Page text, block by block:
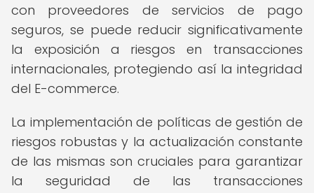
con proveedores de servicios de pago
seguros, se puede reducir significativamente
la exposición a riesgos en transacciones
internacionales, protegiendo así la integridad
del E-commerce.
La implementación de políticas de gestión de
riesgos robustas y la actualización constante
de las mismas son cruciales para garantizar
la seguridad de las transacciones